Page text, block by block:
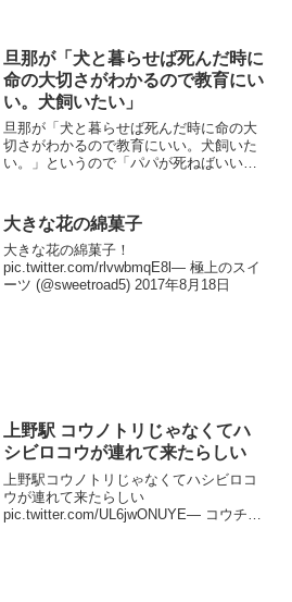
続く #カオナシ ...
旦那が「犬と暮らせば死んだ時に
命の大切さがわかるので教育にい
い。犬飼いたい」
旦那が「犬と暮らせば死んだ時に命の大
切さがわかるので教育にいい。犬飼いた
い。」というので「パパが死ねばいいん
(@SHI_RO_KU__MA) 2019年9月14日奥
様の返しがキツいと...
大きな花の綿菓子
大きな花の綿菓子！
pic.twitter.com/rlvwbmqE8l— 極上のスイ
ーツ (@sweetroad5) 2017年8月18日
上野駅 コウノトリじゃなくてハ
シビロコウが連れて来たらしい
上野駅コウノトリじゃなくてハシビロコ
ウが連れて来たらしい
pic.twitter.com/UL6jwONUYE— コウチ君